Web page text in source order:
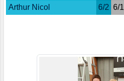
Arthur Nicol 6/2 6/1